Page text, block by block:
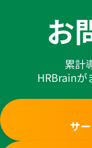
お
累計
HRBrainが
サ